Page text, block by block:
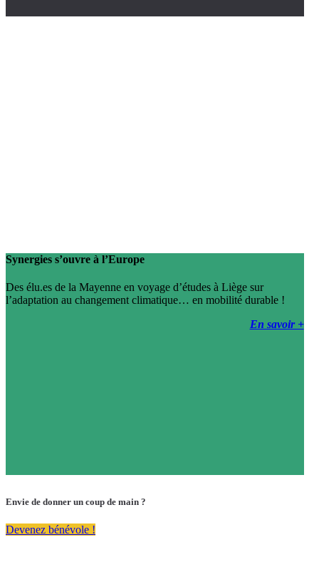
Synergies s’ouvre à l’Europe
Des élu.es de la Mayenne en voyage d’études à Liège sur
l’adaptation au changement climatique… en mobilité durable !
En savoir +
Envie de donner un coup de main ?
Devenez bénévole !